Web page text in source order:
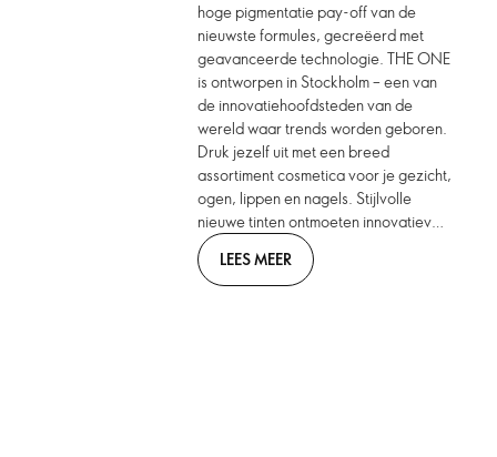
hoge pigmentatie pay-off van de
nieuwste formules, gecreëerd met
geavanceerde technologie. THE ONE
is ontworpen in Stockholm – een van
de innovatiehoofdsteden van de
wereld waar trends worden geboren.
Druk jezelf uit met een breed
assortiment cosmetica voor je gezicht,
ogen, lippen en nagels. Stijlvolle
nieuwe tinten ontmoeten innovatieve
formules. Bring. It. On.
LEES MEER